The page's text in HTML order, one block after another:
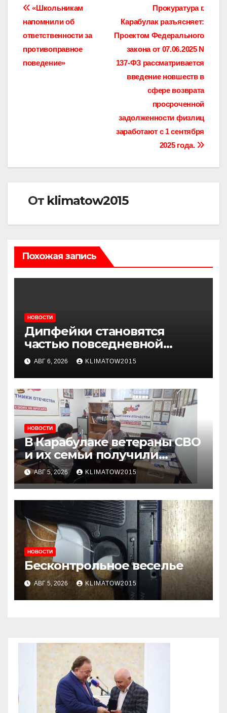
Навигация
по
записям
Прокуратура г.
Карабулак разъясняет:
Проектом Федерального
закона от 07.06.2025 N
137-ФЗ рассматривается
введение новшеств в
сфере возврата
просроченной
задолженности физлиц
заработают с 1 сентября
2025 года.
«Школьникам
напомнили об
ответственности за
противоправное
поведение»
От klimatow2015
Похожая запись
НОВОСТИ
Дипфейки становятся
частью повседневной
жизни: почему жителям
Ингушетии важно быть
внимательнее
АВГ 6, 2026 KLIMATOW2015
НОВОСТИ
В Карабулаке ветераны СВО
и их семьи получили
консультации в ходе
приема граждан
АВГ 5, 2026 KLIMATOW2015
НОВОСТИ
Бесконтрольное веселье
АВГ 5, 2026 KLIMATOW2015